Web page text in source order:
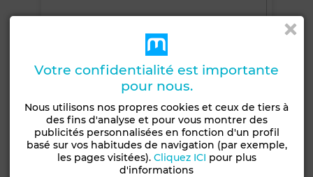
Votre confidentialité est importante
pour nous.
Nous utilisons nos propres cookies et ceux de tiers à
des fins d'analyse et pour vous montrer des
publicités personnalisées en fonction d'un profil
basé sur vos habitudes de navigation (par exemple,
les pages visitées). Cliquez ICI pour plus
d'informations